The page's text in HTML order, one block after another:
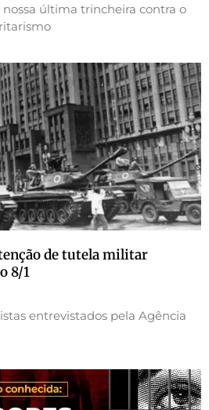
última trincheira contra o
de tutela militar
8/1
entrevistados pela Agência